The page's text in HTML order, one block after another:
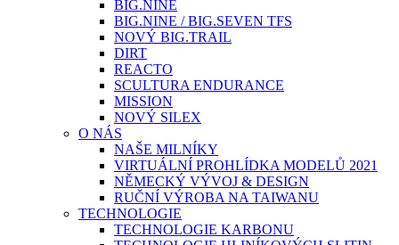
BIG.NINE
BIG.NINE / BIG.SEVEN TFS
NOVÝ BIG.TRAIL
DIRT
REACTO
SCULTURA ENDURANCE
MISSION
NOVÝ SILEX
O NÁS
NAŠE MILNÍKY
VIRTUÁLNÍ PROHLÍDKA MODELŮ 2021
NĚMECKÝ VÝVOJ & DESIGN
RUČNÍ VÝROBA NA TAIWANU
TECHNOLOGIE
TECHNOLOGIE KARBONU